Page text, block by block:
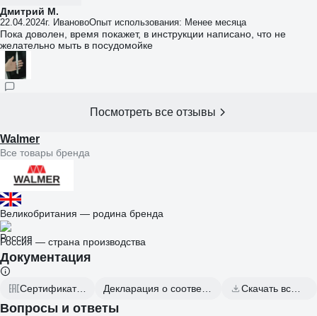
Дмитрий М.
22.04.2024г. ИвановоОпыт использования: Менее месяца
Пока доволен, время покажет, в инструкции написано, что не
желательно мыть в посудомойке
Посмотреть все отзывы
Walmer
Все товары бренда
Великобритания — родина бренда
Россия — страна производства
Документация
Сертификаты соответствия
Вопросы и ответы